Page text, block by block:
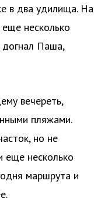
в два удилища. На
несколько
догнал Паша,
вечереть,
пляжами.
но не
еще несколько
маршрута и